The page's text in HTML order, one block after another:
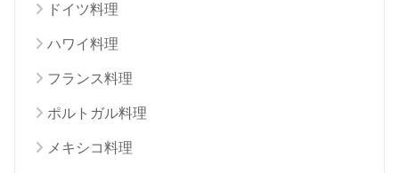
ドイツ料理
ハワイ料理
フランス料理
ポルトガル料理
メキシコ料理